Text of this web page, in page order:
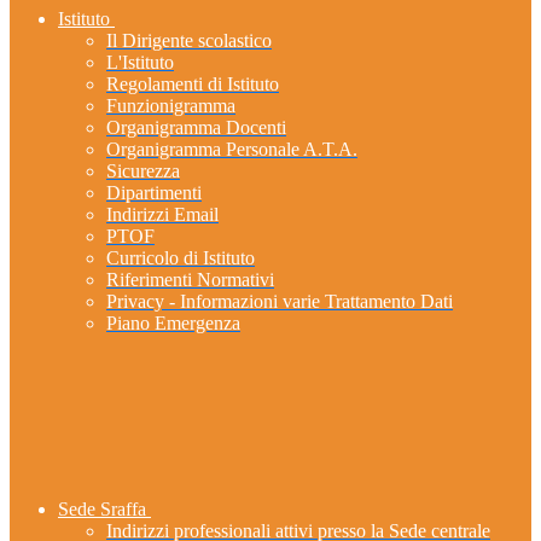
Istituto
Il Dirigente scolastico
L'Istituto
Regolamenti di Istituto
Funzionigramma
Organigramma Docenti
Organigramma Personale A.T.A.
Sicurezza
Dipartimenti
Indirizzi Email
PTOF
Curricolo di Istituto
Riferimenti Normativi
Privacy - Informazioni varie Trattamento Dati
Piano Emergenza
Sede Sraffa
Indirizzi professionali attivi presso la Sede centrale